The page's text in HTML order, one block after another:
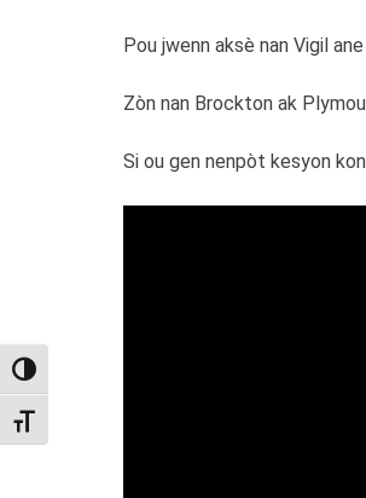
TOGGLE HIGH CONTRAST
TOGGLE FONT SIZE
Pou jwenn aksè nan Vigil
Zòn nan Brockton ak
Si ou gen nenpòt kesyon